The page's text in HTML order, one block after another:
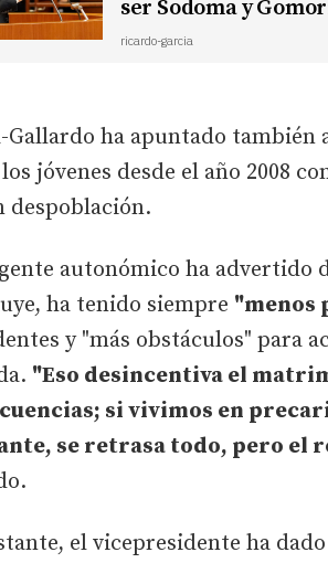
ser Sodoma y
ricardo-garcia
Gallardo ha apuntado también
jóvenes desde el año 2008
despoblación.
autonómico ha advertido
ha tenido siempre "menos
y "más obstáculos" para
"Eso desincentiva el
si vivimos en
se retrasa todo, pero el
el vicepresidente ha